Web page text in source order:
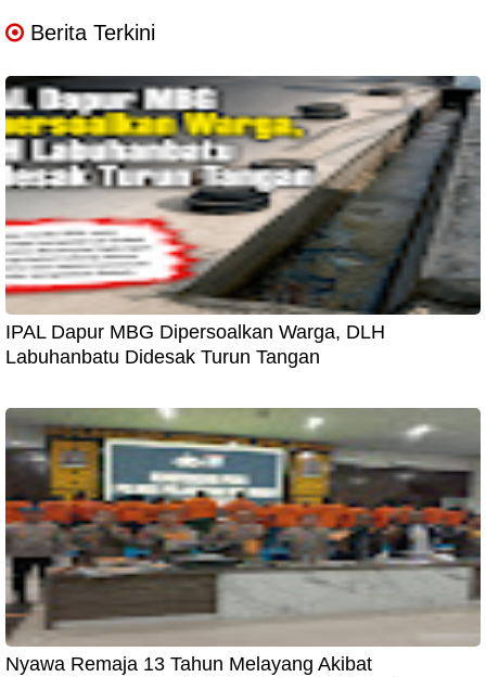
Berita Terkini
IPAL Dapur MBG Dipersoalkan Warga, DLH
Labuhanbatu Didesak Turun Tangan
Nyawa Remaja 13 Tahun Melayang Akibat